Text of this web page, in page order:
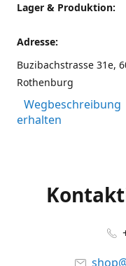
Lager & Produktion:
Adresse:
Buzibachstrasse 31e,
Rothenburg
Wegbeschreibung
erhalten